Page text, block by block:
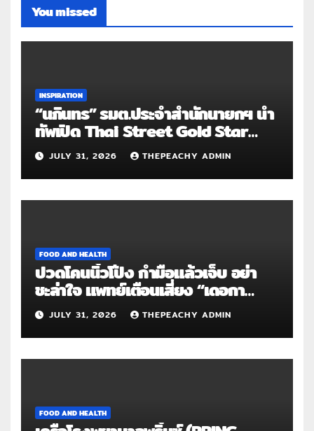
You missed
INSPIRATION
“นภินทร” รมต.ประจำสำนักนายกฯ นำ
ทัพเปิด Thai Street Gold Star
Roadshow 3 จังหวัดต้นแบบ
JULY 31, 2026 THEPEACHY ADMIN
FOOD AND HEALTH
ปวดโคนนิ้วโป้ง กำมือแล้วเจ็บ อย่า
ชะล่าใจ แพทย์เตือนเสี่ยง “เดอกา
แวง” โรคปลอกหุ้มเอ็นอักเสบจากการ
ใช้งานซ้ำ
JULY 31, 2026 THEPEACHY ADMIN
FOOD AND HEALTH